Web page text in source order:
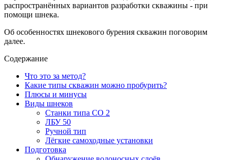
распространённых вариантов разработки скважины - при
помощи шнека.
Об особенностях шнекового бурения скважин поговорим
далее.
Содержание
Что это за метод?
Какие типы скважин можно пробурить?
Плюсы и минусы
Виды шнеков
Станки типа СО 2
ЛБУ 50
Ручной тип
Лёгкие самоходные установки
Подготовка